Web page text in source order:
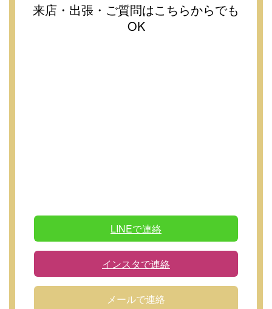
来店・出張・ご質問はこちらからでも
OK
LINEで連絡
インスタで連絡
メールで連絡